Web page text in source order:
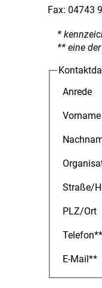
Fax: 04743
*
** eine
Anrede
Vorname
Straße/
PLZ/Ort
Telefon**
E-Mail **